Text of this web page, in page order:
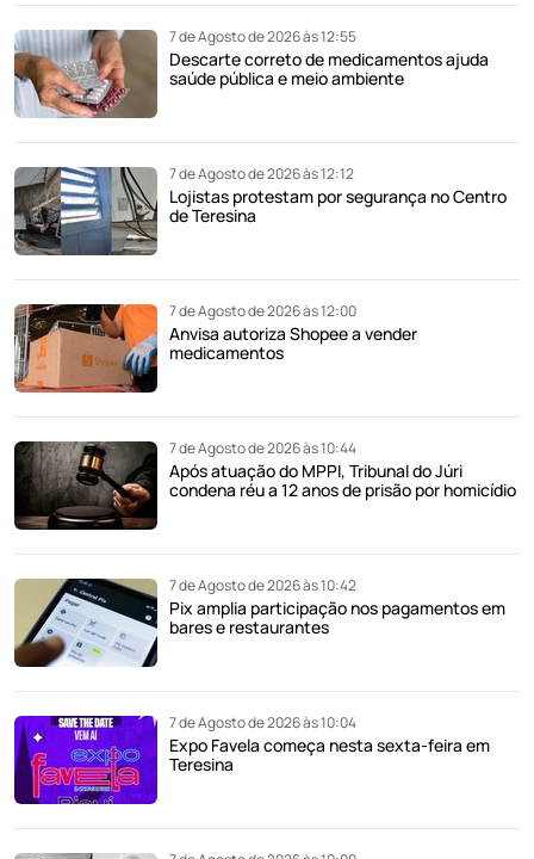
7 de Agosto de 2026 às 12:55
Descarte correto de medicamentos ajuda
saúde pública e meio ambiente
7 de Agosto de 2026 às 12:12
Lojistas protestam por segurança no Centro
de Teresina
7 de Agosto de 2026 às 12:00
Anvisa autoriza Shopee a vender
medicamentos
7 de Agosto de 2026 às 10:44
Após atuação do MPPI, Tribunal do Júri
condena réu a 12 anos de prisão por homicídio
7 de Agosto de 2026 às 10:42
Pix amplia participação nos pagamentos em
bares e restaurantes
7 de Agosto de 2026 às 10:04
Expo Favela começa nesta sexta-feira em
Teresina